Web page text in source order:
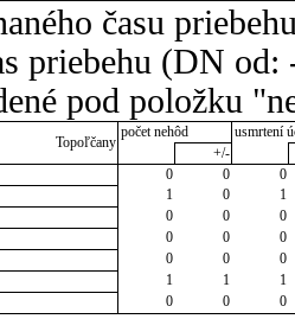
času
priebehu (DN
pod položku
Topoľčany
počet nehôd
usmrtení
+/-
0 0
0
1 0
1
0 0
0
0 0
0
0 0
0
1 1
1
0 0 0